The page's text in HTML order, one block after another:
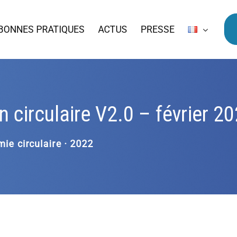
PRATIQUES ACTUS PRESSE
circulaire V2.0 – février
circulaire · 2022